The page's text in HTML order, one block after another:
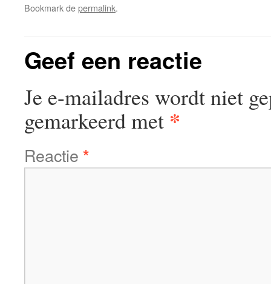
Bookmark depermalink.
Geef een reactie
Je e-mailadres wordt niet
gemarkeerd met *
Reactie *